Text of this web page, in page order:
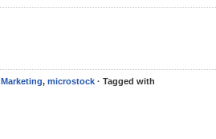
Marketing, microstock · Tagged with